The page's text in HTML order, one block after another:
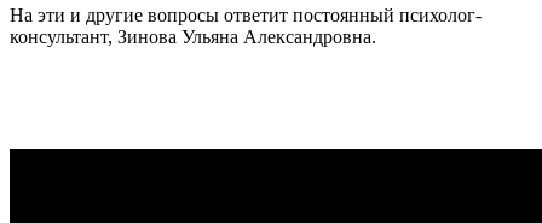
На эти и другие вопросы ответит постоянный психолог-
консультант, Зинова Ульяна Александровна.